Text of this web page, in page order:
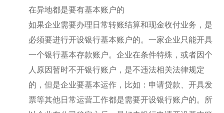
在异地都是要有基本账户的
如果企业需要办理日常转账结算和现金收付业务，是
必须要进行开设银行基本账户的。一家企业只能开具
一个银行基本存款账户。企业在条件特殊，或者因个
人原因暂时不开银行账户，是不违法相关法律规定
的，但是企业要基本运作，比如：申请贷款、开具发
票等其他日常运营工作都是需要开设银行账户的。所